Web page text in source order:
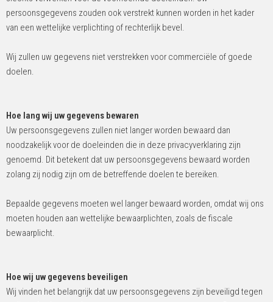
persoonsgegevens zouden ook verstrekt kunnen worden in het kader
van een wettelijke verplichting of rechterlijk bevel.
Wij zullen uw gegevens niet verstrekken voor commerciële of goede
doelen.
Hoe lang wij uw gegevens bewaren
Uw persoonsgegevens zullen niet langer worden bewaard dan
noodzakelijk voor de doeleinden die in deze privacyverklaring zijn
genoemd. Dit betekent dat uw persoonsgegevens bewaard worden
zolang zij nodig zijn om de betreffende doelen te bereiken.
Bepaalde gegevens moeten wel langer bewaard worden, omdat wij ons
moeten houden aan wettelijke bewaarplichten, zoals de fiscale
bewaarplicht.
Hoe wij uw gegevens beveiligen
Wij vinden het belangrijk dat uw persoonsgegevens zijn beveiligd tegen